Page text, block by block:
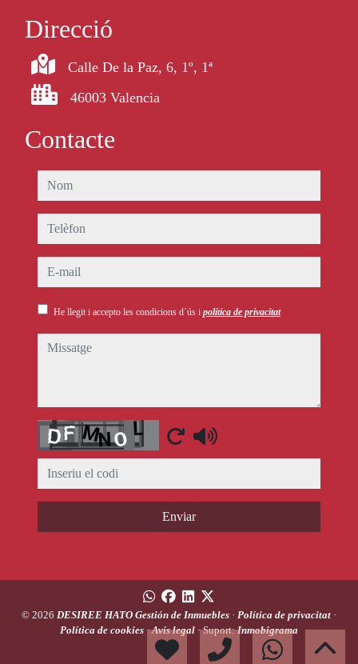
Direcció
Calle De la Paz, 6, 1º, 1ª
46003 Valencia
Contacte
nom
telèfon
e-mail
He llegit i accepto les condicions d´ús i política de privacitat
missatge
Captcha
Enviar
© 2026 DESIREE HATO Gestión de Inmuebles · Política de privacitat ·
Política de cookies ·Avís legal · Suport:Inmobigrama